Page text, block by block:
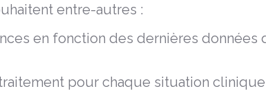
entre-autres :
en fonction des dernières données
pour chaque situation clinique